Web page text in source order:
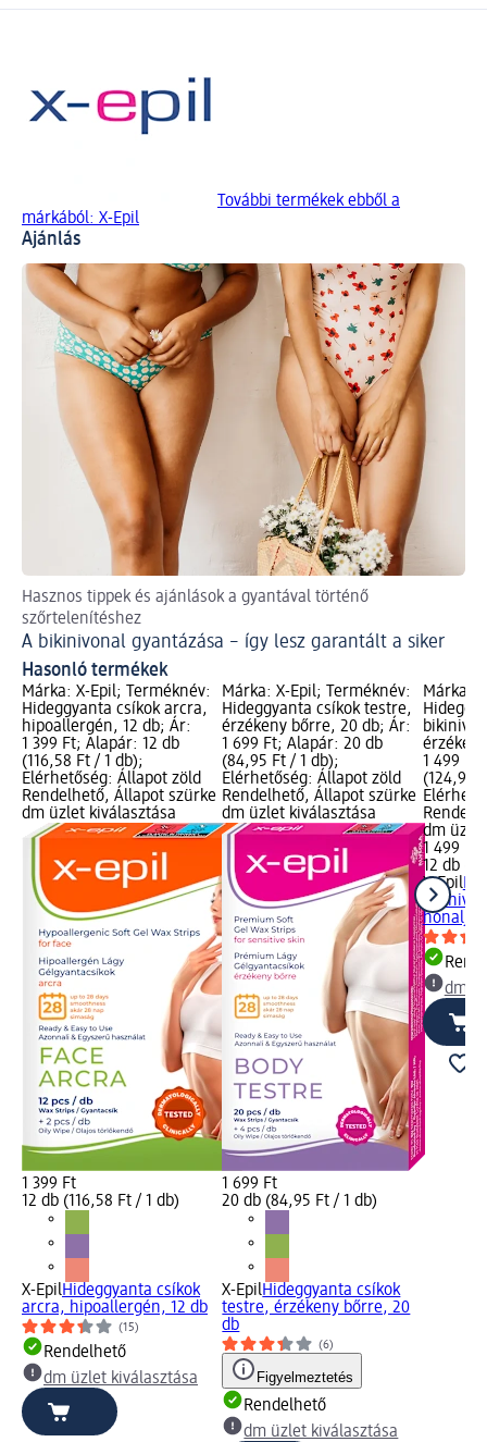
További termékek ebből a
márkából: X-Epil
Ajánlás
Hasznos tippek és ajánlások a gyantával történő
szőrtelenítéshez
A bikinivonal gyantázása – így lesz garantált a siker
Hasonló termékek
Márka: X-Epil; Terméknév:
Hideggyanta csíkok arcra,
hipoallergén, 12 db; Ár:
1 399 Ft; Alapár: 12 db
(116,58 Ft / 1 db);
Elérhetőség: Állapot zöld
Rendelhető, Állapot szürke
dm üzlet kiválasztása
1 399 Ft
12 db (116,58 Ft / 1 db)
X-EpilHideggyanta csíkok
arcra, hipoallergén, 12 db
(15)
Rendelhető
dm üzlet kiválasztása
Márka: X-Epil; Terméknév:
Hideggyanta csíkok testre,
érzékeny bőrre, 20 db; Ár:
1 699 Ft; Alapár: 20 db
(84,95 Ft / 1 db);
Elérhetőség: Állapot zöld
Rendelhető, Állapot szürke
dm üzlet kiválasztása
1 699 Ft
20 db (84,95 Ft / 1 db)
X-EpilHideggyanta csíkok
testre, érzékeny bőrre, 20
db
(6)
Figyelmeztetés
Rendelhető
dm üzlet kiválasztása
Márka:
1 499
(124,92
dm
1 499 Ft
12 db
X-Epil
dm